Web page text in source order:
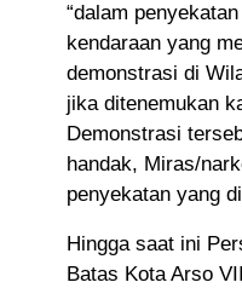
“dalam
kendaraan yang
demonstrasi di
jika ditenemukan
Demonstrasi
handak, Miras/
penyekatan yang
Hingga saat ini
Batas Kota Arso